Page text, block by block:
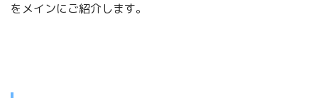
をメインにご紹介します。